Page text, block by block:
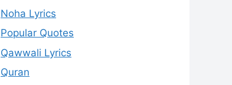
Noha Lyrics
Popular Quotes
Qawwali Lyrics
Quran